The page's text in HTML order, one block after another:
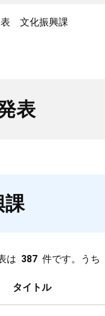
表 文化振興課
表
課
は 387 件です。うち
タイトル